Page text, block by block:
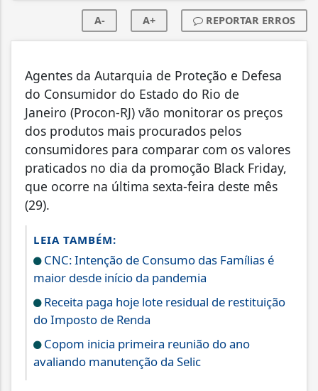
A- A+ REPORTAR ERROS
Agentes da Autarquia de Proteção e Defesa
do Consumidor do Estado do Rio de
Janeiro (Procon-RJ) vão monitorar os preços
dos produtos mais procurados pelos
consumidores para comparar com os valores
praticados no dia da promoção Black Friday,
que ocorre na última sexta-feira deste mês
(29).
LEIA TAMBÉM:
CNC: Intenção de Consumo das Famílias é
maior desde início da pandemia
Receita paga hoje lote residual de restituição
do Imposto de Renda
Copom inicia primeira reunião do ano
avaliando manutenção da Selic